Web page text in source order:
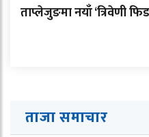
ताप्लेजुङमा नयाँ ‘त्रिवेणी
ताजा समाचार